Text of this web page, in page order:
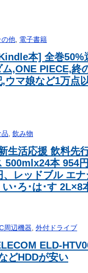
の他, 電子書籍
本] 全巻50%
ム,ONE PIECE,終
ウマ娘など1万点
品, 飲み物
生活応援 飲料先
500mlx24本 954
、レッドブル エ
い･ろ･は･す
周辺機器, 外付ドライブ
ELD-
どHDDが安い